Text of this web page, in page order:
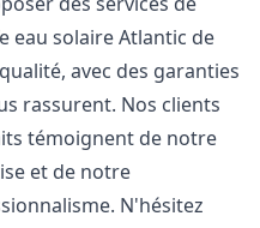
eau solaire Atlantic de
avec des garanties
rassurent. Nos clients
témoignent de notre
et de notre
N'hésitez